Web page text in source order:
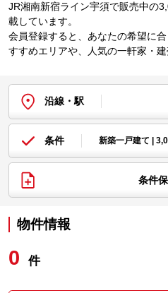
JR湘南新宿ライン宇須で販売中の
載しています。
会員登録すると、あなたの希望に
すすめエリアや、人気の一軒家・建
沿線・駅
条件 新築一戸建て |
条件
物件情報
0 件